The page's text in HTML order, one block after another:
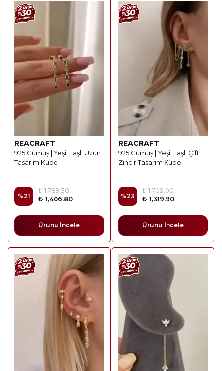
REACRAFT
925 Gümüş | Yeşil Taşlı Uzun
Tasarım Küpe
%21
₺ 1,789.30
₺ 1,406.80
Ürünü İncele
REACRAFT
925 Gümüş | Yeşil Taşlı Çift
Zincir Tasarım Küpe
%23
₺ 1,709.00
₺ 1,319.90
Ürünü İncele